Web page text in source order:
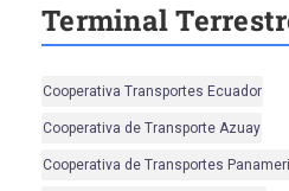
Terminal
Cooperativa Transportes Ecuador
Cooperativa de Transporte Azuay
Cooperativa de Transportes